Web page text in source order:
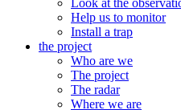
Look at the
Help us to monitor
Install a trap
the project
Who are we
The project
The radar
Where we are